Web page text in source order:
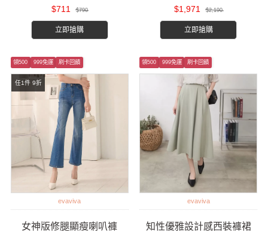
$711 $790
立即搶購
$1,971 $2,190
立即搶購
任1件 9折
領500 999免運 刷卡回饋
evaviva
女神版修腿顯瘦喇叭褲
領500 999免運 刷卡回饋
evaviva
知性優雅設計感西裝褲裙